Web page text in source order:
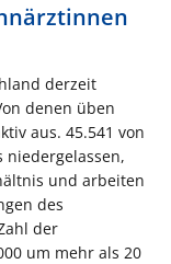
derzeit
denen üben
aus. 45.541 von
niedergelassen,
und arbeiten
des
der
um mehr als 20